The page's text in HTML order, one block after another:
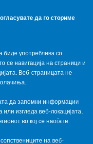
да го сториме
биде употреблива со
се навигација на страници и
Веб-страницата не
да запомни информации
или изгледа веб-локацијата,
во кој се наоѓате.
на веб-